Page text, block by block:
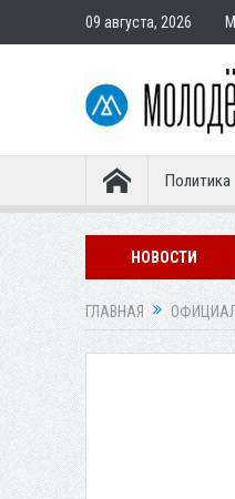
09 августа, 2026
Политика
НОВОСТИ
«Динамо» осталось без
ГЛАВНАЯ